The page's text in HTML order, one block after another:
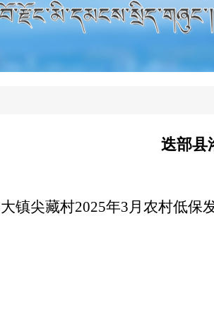
迭部县
镇尖藏村2025年3月农村低保